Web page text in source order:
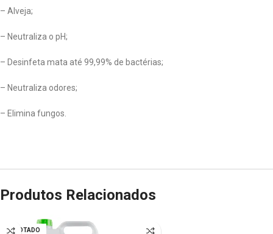
– Alveja;
– Neutraliza o pH;
– Desinfeta mata até 99,99% de bactérias;
– Neutraliza odores;
– Elimina fungos.
Produtos Relacionados
ESGOTADO